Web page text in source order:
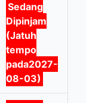
Sedang
Dipinjam
(Jatuh
tempo
pada2027-
08-03)